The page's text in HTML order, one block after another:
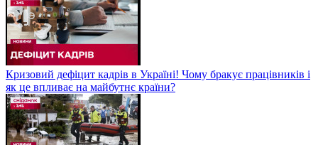
Кризовий дефіцит кадрів в Україні! Чому бракує працівників і
як це впливає на майбутнє країни?